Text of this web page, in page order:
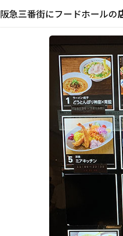
阪急三番街にフードホールの